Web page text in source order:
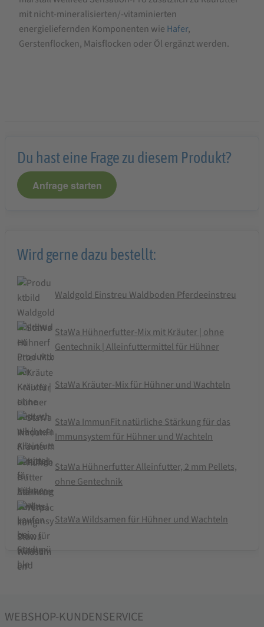
mit nicht-mineralisierten/-vitaminierten
energieliefernden Komponenten wie Hafer,
Gerstenflocken, Maisflocken oder Öl ergänzt werden.
Du hast eine Frage zu diesem Produkt?
Anfrage starten
Wird gerne dazu bestellt:
Waldgold Einstreu Waldboden Pferdeeinstreu
StaWa Hühnerfutter-Mix mit Kräuter | ohne
Gentechnik | Alleinfuttermittel für Hühner
StaWa Kräuter-Mix für Hühner und Wachteln
StaWa ImmunFit natürliche Stärkung für das
Immunsystem für Hühner und Wachteln
StaWa Hühnerfutter Alleinfutter, 2 mm Pellets,
ohne Gentechnik
StaWa Wildsamen für Hühner und Wachteln
WEBSHOP-KUNDENSERVICE